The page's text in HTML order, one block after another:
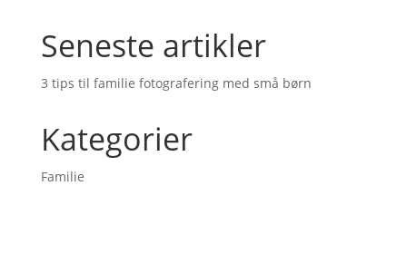
Seneste artikler
3 tips til familie fotografering med små børn
Kategorier
Familie